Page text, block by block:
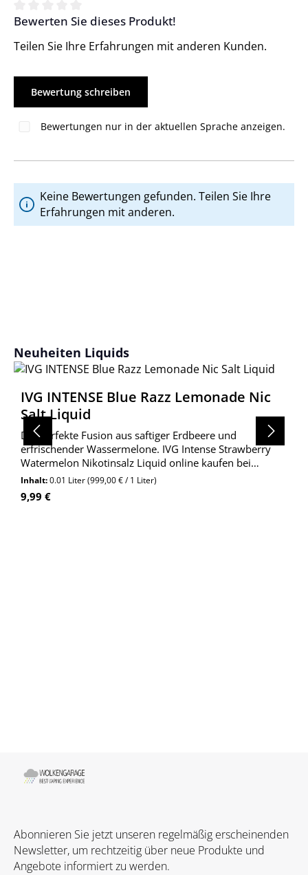
Durchschnittliche Bewertung von 0 von 5 Sternen
Bewerten Sie dieses Produkt!
Teilen Sie Ihre Erfahrungen mit anderen Kunden.
Bewertung schreiben
Bewertungen nur in der aktuellen Sprache anzeigen.
Keine Bewertungen gefunden. Teilen Sie Ihre
Erfahrungen mit anderen.
Produktgalerie überspringen
Neuheiten Liquids
IVG INTENSE Blue Razz Lemonade Nic
Salt Liquid
Die perfekte Fusion aus saftiger Erdbeere und
erfrischender Wassermelone. IVG Intense Strawberry
Watermelon Nikotinsalz Liquid online kaufen bei
Wolkengarage!
Inhalt:0.01 Liter(999,00 € / 1 Liter)
Regulärer Preis:
9,99 €
Abonnieren Sie jetzt unseren regelmäßig erscheinenden
Newsletter, um rechtzeitig über neue Produkte und
Angebote informiert zu werden.